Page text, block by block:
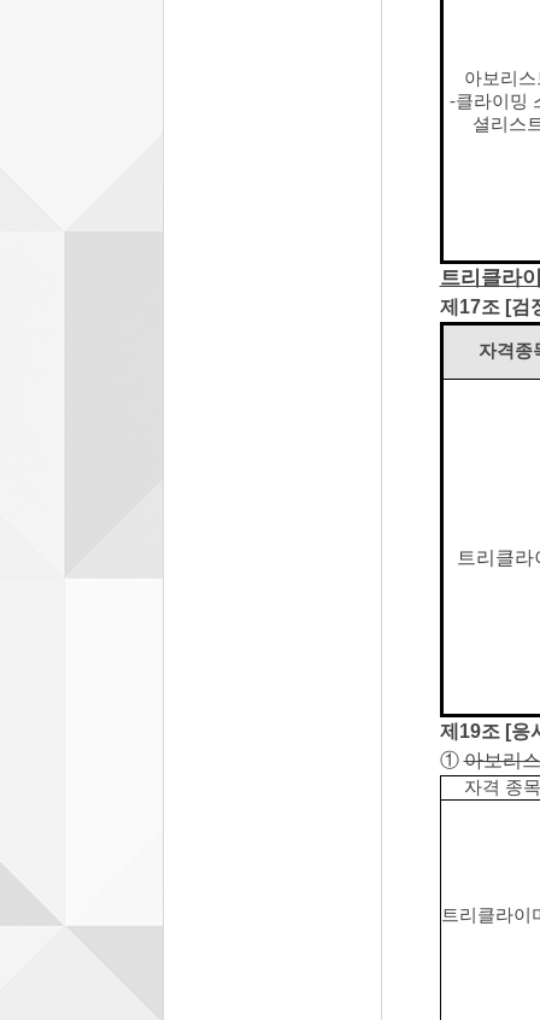
아보리스
-클라이밍
셜리스
트리클라
제17조 [검
자격종
트리클라
제19조 [응
①아보리
자격 종목
트리클라이